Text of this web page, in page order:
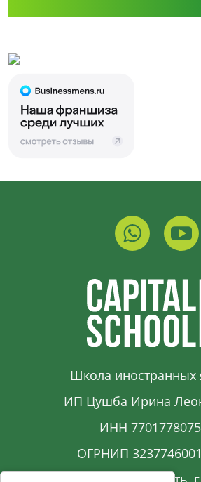
Школа иностранных
ИП Цушба Ирина
ИНН
ОГРНИП